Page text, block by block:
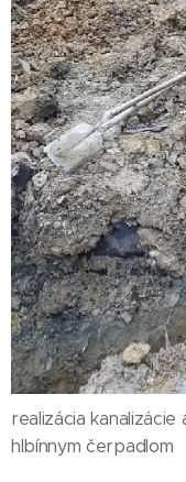
realizácia
hlbínnym čerpadlom